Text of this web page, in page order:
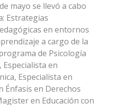
mayo se llevó a cabo
Estrategias
en entornos
a cargo de la
de Psicología
Especialista en
Especialista en
Énfasis en Derechos
en Educación con